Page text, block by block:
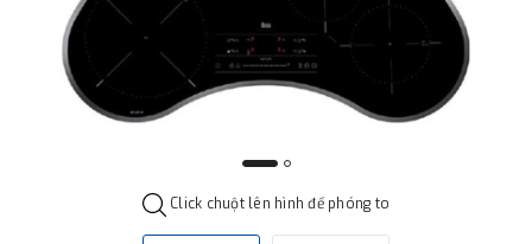
Click chuột lên hình để phóng to